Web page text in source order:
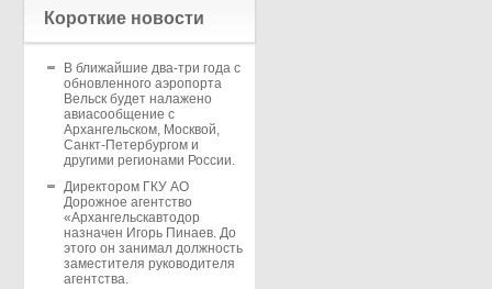
Короткие новости
В ближайшие два-три года с
обновленного аэропорта
Вельск будет налажено
авиасообщение с
Архангельском, Москвой,
Санкт-Петербургом и
другими регионами России.
Директором ГКУ АО
Дорожное агентство
«Архангельскавтодор
назначен Игорь Пинаев. До
этого он занимал должность
заместителя руководителя
агентства.